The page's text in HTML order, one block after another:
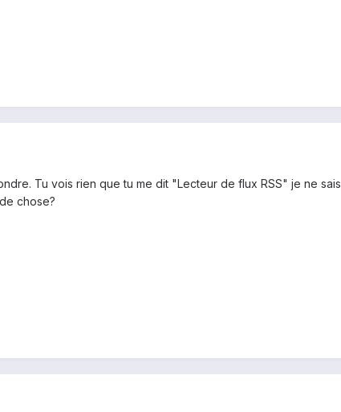
Tu vois rien que tu me dit "Lecteur de flux RSS" je ne
chose?